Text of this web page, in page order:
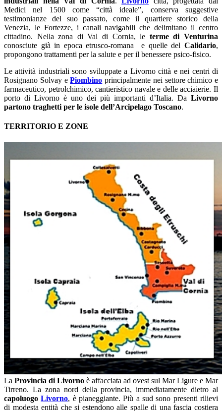
Medici nel 1500 come “città ideale”, conserva suggestive
testimonianze del suo passato, come il quartiere storico della
Venezia, le Fortezze, i canali navigabili che delimitano il centro
cittadino. Nella zona di Val di Cornia, le terme di Venturina
conosciute già in epoca etrusco-romana e quelle del Calidario,
propongono trattamenti per la salute e per il benessere psico-fisico.
Le attività industriali sono sviluppate a Livorno città e nei centri di
Rosignano Solvay ePiombino principalmente nei settore chimico e
farmaceutico, petrolchimico, cantieristico navale e delle acciaierie. Il
porto di Livorno è uno dei più importanti d’Italia. Da Livorno
partono traghetti per le isole dell’Arcipelago Toscano.
TERRITORIO E ZONE
La Provincia di Livorno è affacciata ad ovest sul Mar Ligure e Mar
Tirreno. La zona nord della provincia, immediatamente dietro al
capoluogoLivorno, è pianeggiante. Più a sud sono presenti rilievi
di modesta entità che si estendono alle spalle di una fascia costiera